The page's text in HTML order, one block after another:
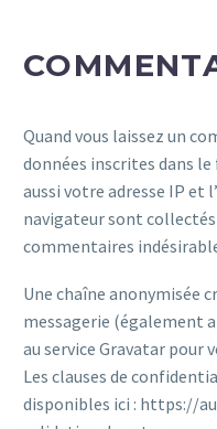
Quand vous laissez un
données inscrites dans
aussi votre adresse IP et
navigateur sont
commentaires
Une chaîne anonymisée
messagerie (également
au service Gravatar pour
Les clauses de
disponibles ici : https://